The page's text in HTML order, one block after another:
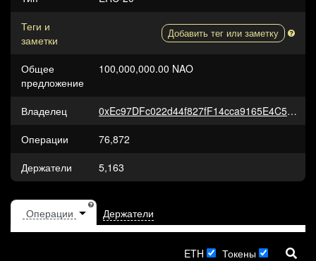
Теги и
заметки
Добавить тег или заметку
Общее
предложение
100,000,000.00 NAO
Владелец
0xEc97DFc022d44f827fF14cca9165E4C53C27C335
Операции
76,872
Держатели
5,163
Держатели
ETH Токены